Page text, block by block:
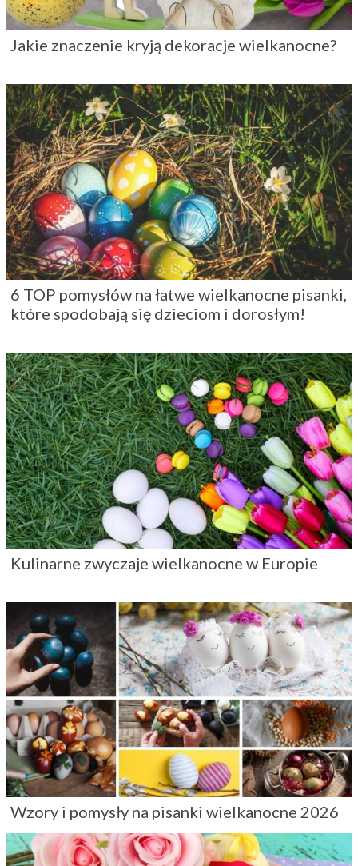
Jakie znaczenie kryją dekoracje wielkanocne?
6 TOP pomysłów na łatwe wielkanocne pisanki,
które spodobają się dzieciom i dorosłym!
Kulinarne zwyczaje wielkanocne w Europie
Wzory i pomysły na pisanki wielkanocne 2026